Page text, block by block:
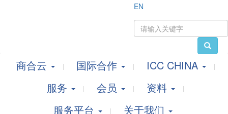
EN
商合云 国际合作
ICC CHINA
服务
会员
资料
服务平台
关于我们